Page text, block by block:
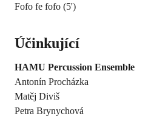
Fofo fe fofo (5')
Účinkující
HAMU Percussion Ensemble
Antonín Procházka
Matěj Diviš
Petra Brynychová